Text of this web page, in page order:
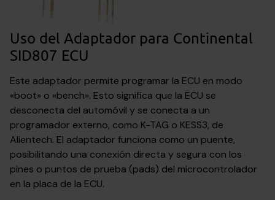
Uso del Adaptador para Continental
SID807 ECU
Este adaptador permite programar la ECU en modo
«boot» o «bench». Esto significa que la ECU se
desconecta del automóvil y se conecta a un
programador externo, como K-TAG o KESS3, de
Alientech. El adaptador funciona como un puente,
posibilitando una conexión directa y segura con los
pines o puntos de prueba (pads) del microcontrolador
en la placa de la ECU.